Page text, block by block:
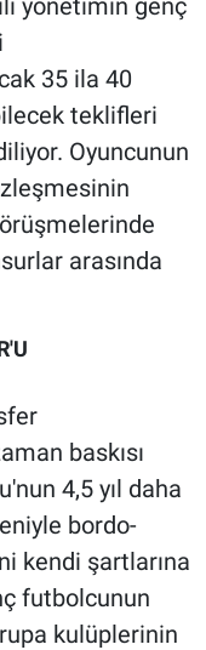
yönetimin genç
35 ila 40
teklifleri
Oyuncunun
arasında
baskısı
4,5 yıl daha
bordo-
kendi şartlarına
futbolcunun
kulüplerinin